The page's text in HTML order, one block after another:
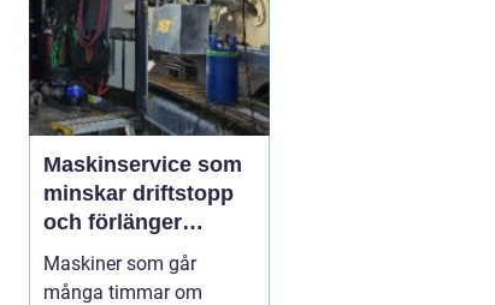
Maskinservice som
minskar driftstopp
och förlänger
livslängden
Maskiner som går
många timmar om